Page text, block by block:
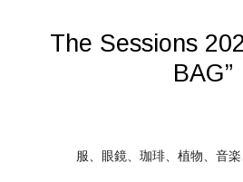
The Sessions
BAG”
服、眼鏡、珈琲、植物、音楽